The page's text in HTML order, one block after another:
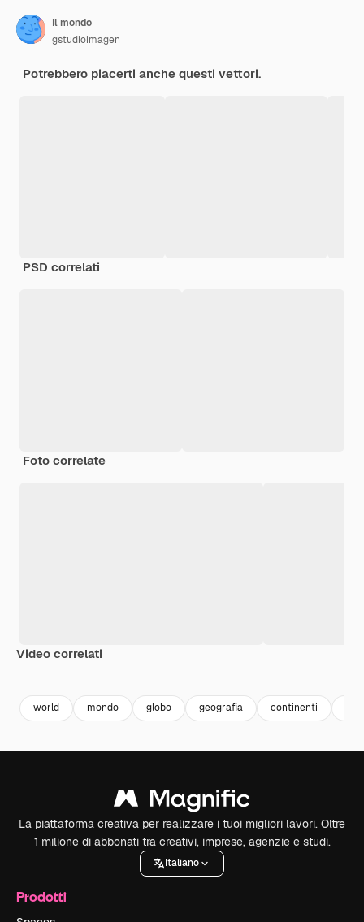
Il mondo
gstudioimagen
Potrebbero piacerti anche questi vettori.
PSD correlati
Foto correlate
Video correlati
world mondo globo geografia continenti
La piattaforma creativa per realizzare i tuoi migliori lavori. Oltre
1 milione di abbonati tra creativi, imprese, agenzie e studi.
Italiano
Prodotti